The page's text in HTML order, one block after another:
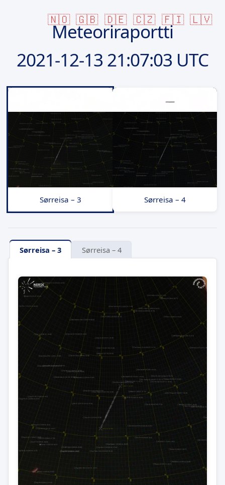
🇳🇴 🇬🇧 🇩🇪 🇨🇿 🇫🇮 🇱🇻
Meteoriraportti
2021-12-1321:07:03 UTC
Sørreisa – 3 Sørreisa – 4
Sørreisa – 3 Sørreisa – 4